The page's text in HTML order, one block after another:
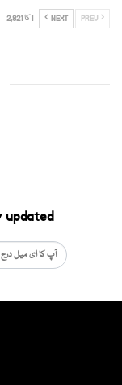
NEXT 1 کا 2,821